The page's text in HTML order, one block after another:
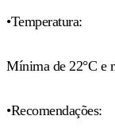
•Temperatura:
Mínima de 22°C e
•Recomendações: